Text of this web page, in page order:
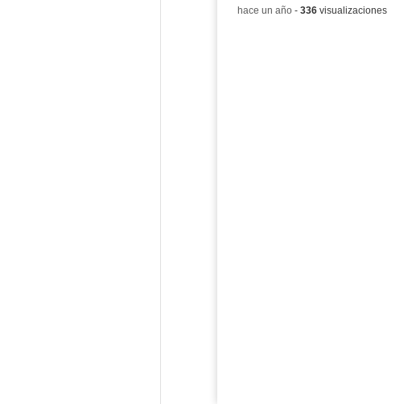
-hace un año- 336visualizaciones